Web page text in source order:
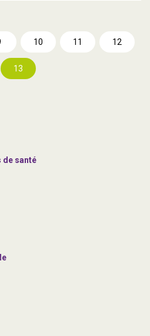
10 11 12
13
de santé